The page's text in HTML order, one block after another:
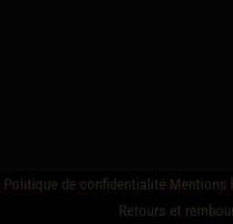
Politique de confidentialité Mentions
Retours et